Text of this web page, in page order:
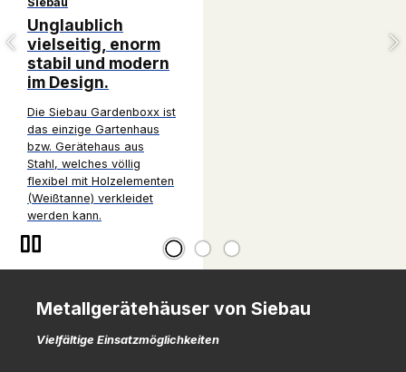
Attika 4-seitig umlaufend.
Metallgerätehäuser von Siebau
Vielfältige Einsatzmöglichkeiten